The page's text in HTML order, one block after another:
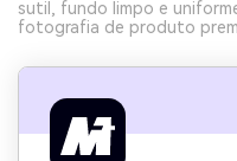
sutil, fundo limpo e
fotografia de produto